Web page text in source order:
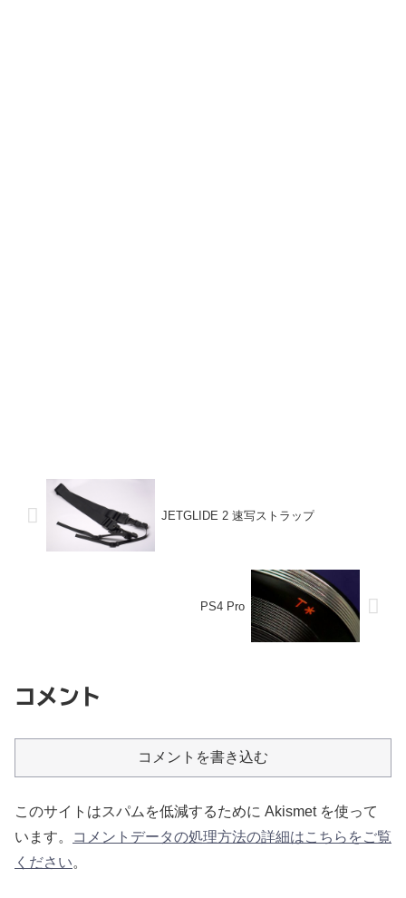
JETGLIDE 2 速写ストラップ
PS4 Pro
コメント
コメントを書き込む
このサイトはスパムを低減するために Akismet を使って
います。
コメントデータの処理方法の詳細はこちらをご覧
ください。